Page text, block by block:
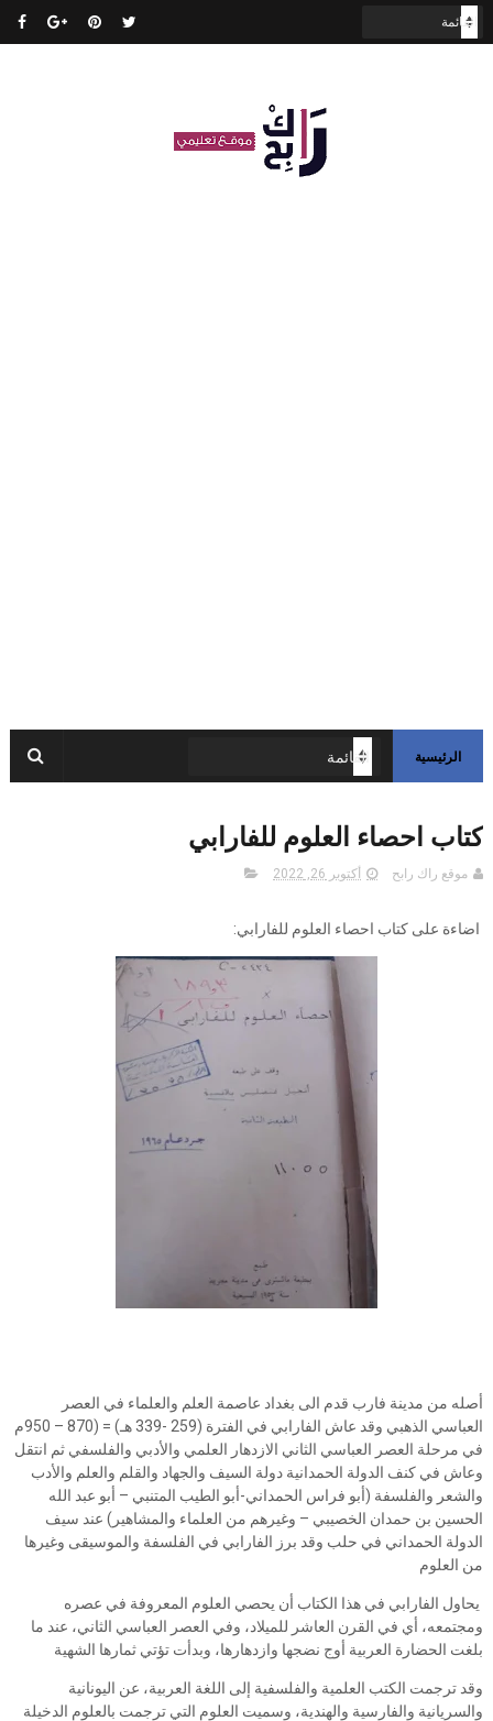
الرئيسية
كتاب احصاء العلوم للفارابي
موقع راك رابح أكتوبر 26, 2022
اضاءة على كتاب احصاء العلوم للفارابي:
أصله من مدينة فارب قدم الى بغداد عاصمة العلم والعلماء في العصر
العباسي الذهبي وقد عاش الفارابي في الفترة (259 -339 هـ) = (870 – 950م
في مرحلة العصر العباسي الثاني الازدهار العلمي والأدبي والفلسفي ثم انتقل
وعاش في كنف الدولة الحمدانية دولة السيف والجهاد والقلم والعلم والأدب
والشعر والفلسفة (أبو فراس الحمداني-أبو الطيب المتنبي – أبو عبد الله
الحسين بن حمدان الخصيبي – وغيرهم من العلماء والمشاهير) عند سيف
الدولة الحمداني في حلب وقد برز الفارابي في الفلسفة والموسيقى وغيرها
من العلوم
يحاول الفارابي في هذا الكتاب أن يحصي العلوم المعروفة في عصره
ومجتمعه، أي في القرن العاشر للميلاد، وفي العصر العباسي الثاني، عند ما
بلغت الحضارة العربية أوج نضجها وازدهارها، وبدأت تؤتي ثمارها الشهية
وقد ترجمت الكتب العلمية والفلسفية إلى اللغة العربية، عن اليونانية
والسريانية والفارسية والهندية، وسميت العلوم التي ترجمت بالعلوم الدخيلة